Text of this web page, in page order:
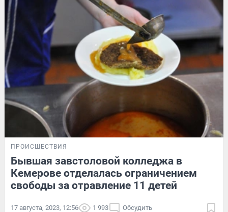
ПРОИСШЕСТВИЯ
Бывшая завстоловой колледжа в
Кемерове отделалась ограничением
свободы за отравление 11 детей
17 августа, 2023, 12:56 1 993 Обсудить